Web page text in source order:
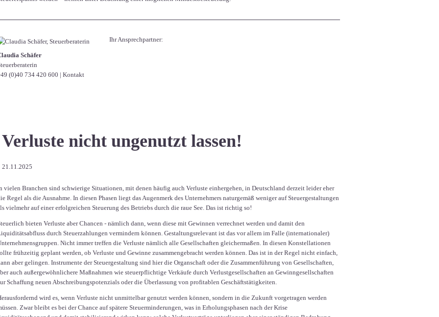
Ihr Ansprechpartner:
Schäfer
(0)40 734 420 600 | Kontakt
Verluste nicht ungenutzt lassen!
21.11.2025
vielen Branchen sind schwierige Situationen, mit denen häufig auch Verluste einhergehen, in Deutschland derzeit leider eher
Regel als die Ausnahme. In diesen Phasen liegt das Augenmerk des Unternehmers naturgemäß weniger auf Steuergestaltungen
vielmehr auf einer erfolgreichen Steuerung des Betriebs durch die raue See. Das ist richtig so!
bieten Verluste aber Chancen - nämlich dann, wenn diese mit Gewinnen verrechnet werden und damit den
durch Steuerzahlungen vermindern können. Gestaltungsrelevant ist das vor allem im Falle (internationaler)
Nicht immer treffen die Verluste nämlich alle Gesellschaften gleichermaßen. In diesen Konstellationen
frühzeitig geplant werden, ob Verluste und Gewinne zusammengebracht werden können. Das ist in der Regel nicht einfach,
aber gelingen. Instrumente der Steuergestaltung sind hier die Organschaft oder die Zusammenführung von Gesellschaften,
auch außergewöhnlichere Maßnahmen wie steuerpflichtige Verkäufe durch Verlustgesellschaften an Gewinngesellschaften
Schaffung neuen Abschreibungspotenzials oder die Überlassung von profitablen Geschäftstätigkeiten.
wird es, wenn Verluste nicht unmittelbar genutzt werden können, sondern in die Zukunft vorgetragen werden
Zwar bleibt es bei der Chance auf spätere Steuerminderungen, was in Erholungsphasen nach der Krise